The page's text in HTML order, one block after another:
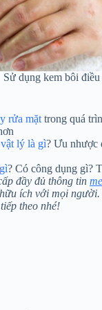
Sử dụng kem bôi điều
rửa mặt trong quá
lý là gì? Ưu nhược
? Có công dụng gì?
đầy đủ thông tin
ích với mọi
theo nhé!